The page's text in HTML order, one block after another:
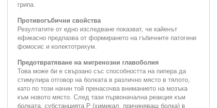
грипа.
Противогъбични свойства
Резултатите от едно изследване показват, че кайенът
ефикасно предпазва от формирането на гъбичните патогени
фомосис и колектотрихум.
Предотвратяване на мигренозни главоболия
Това може би е свързано със способността на пипера да
стимулира отговор на болката в различно място в тялото,
като по този начин той пренасочва вниманието на мозъка
към новото място. След тази първоначална реакция към
болката, субстанцията Р (химикал, причиняващ болка) в